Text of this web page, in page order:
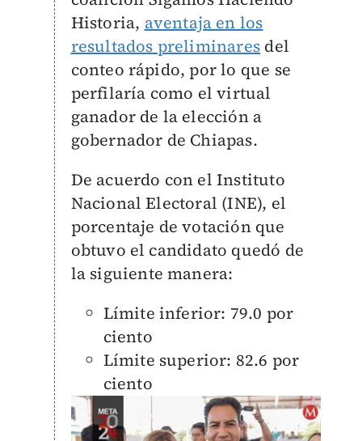
Historia, aventaja en los
resultados preliminares del
conteo rápido, por lo que se
perfilaría como el virtual
ganador de la elección a
gobernador de Chiapas.
De acuerdo con el Instituto
Nacional Electoral (INE), el
porcentaje de votación que
obtuvo el candidato quedó de
la siguiente manera:
Límite inferior: 79.0 por
ciento
Límite superior: 82.6 por
ciento